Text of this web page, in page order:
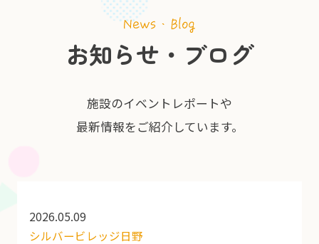
お知らせ・ブログ
施設のイベントレポートや
最新情報をご紹介しています。
2026.05.09
シルバービレッジ日野